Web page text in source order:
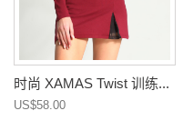
时尚 XAMAS Twist 训练...
US$58.00